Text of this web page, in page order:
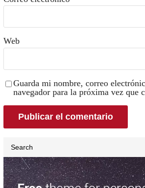
Web
Guarda mi nombre, correo
navegador para la próxima vez que